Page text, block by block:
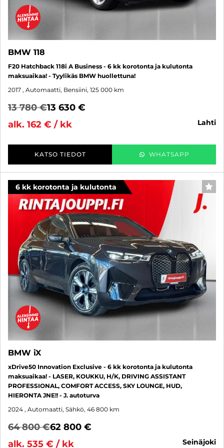
BMW 118
F20 Hatchback 118i A Business - 6 kk korotonta ja kulutonta
maksuaikaa! - Tyylikäs BMW huollettuna!
2017 , Automaatti, Bensiini, 125 000 km
13 780 €13 630 €
alk. 162 € / kk
lahti
KATSO TIEDOT WHATSAPP
6 kk korotonta ja kulutonta
BMW iX
xDrive50 Innovation Exclusive - 6 kk korotonta ja kulutonta
maksuaikaa! - LASER, KOUKKU, H/K, DRIVING ASSISTANT
PROFESSIONAL, COMFORT ACCESS, SKY LOUNGE, HUD,
HIERONTA JNE!! - J. autoturva
2024 , Automaatti, Sähkö, 46 800 km
64 800 €62 800 €
alk. 535 € / kk
seinäjoki